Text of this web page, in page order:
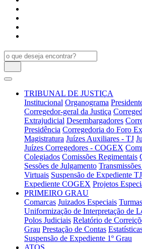
TRIBUNAL DE JUSTIÇA
Institucional Organograma
Corregedor-geral da Justiça
Extrajudicial Desembargadores
Presidência Corregedoria do Foro
Magistratura Juízes Auxiliares - TJ
Juízes Corregedores - COGEX
Colegiados Comissões Regimentais
Sessões de Julgamento
Virtuais Suspensão de Expediente TJ
Expediente COGEX Projetos
PRIMEIRO GRAU
Comarcas Juizados Especiais
Uniformização de Interpretação de
Polos Judiciais Relatório de
Grau Prestação de Contas
Suspensão de Expediente 1º Grau
ATOS